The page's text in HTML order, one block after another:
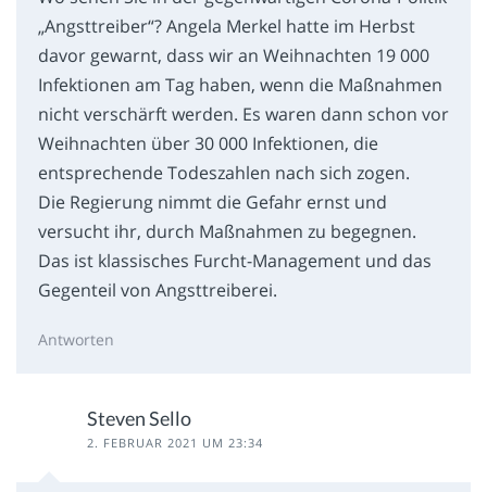
„Angsttreiber“? Angela Merkel hatte im Herbst
davor gewarnt, dass wir an Weihnachten 19 000
Infektionen am Tag haben, wenn die Maßnahmen
nicht verschärft werden. Es waren dann schon vor
Weihnachten über 30 000 Infektionen, die
entsprechende Todeszahlen nach sich zogen.
Die Regierung nimmt die Gefahr ernst und
versucht ihr, durch Maßnahmen zu begegnen.
Das ist klassisches Furcht-Management und das
Gegenteil von Angsttreiberei.
Antworten
Steven Sello
2. FEBRUAR 2021 UM 23:34